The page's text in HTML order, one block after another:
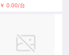
标价
￥ 0.00/台